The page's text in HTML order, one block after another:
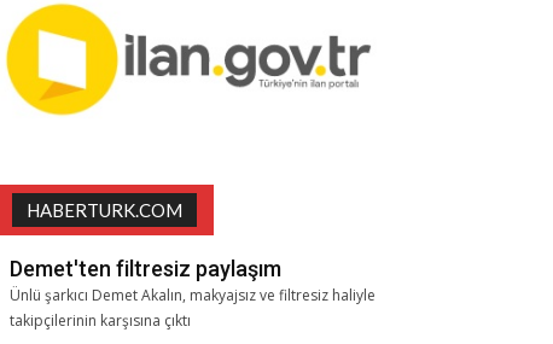
HABERTURK.COM
Demet'ten filtresiz paylaşım
Ünlü şarkıcı Demet Akalın, makyajsız ve filtresiz haliyle
takipçilerinin karşısına çıktı